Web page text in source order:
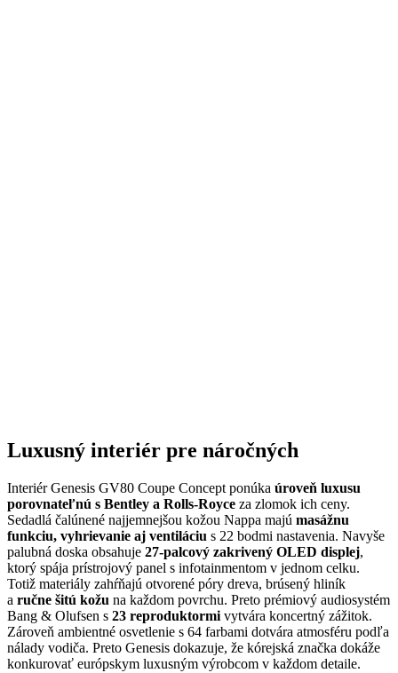
Luxusný interiér pre náročných
Interiér Genesis GV80 Coupe Concept ponúka úroveň luxusu
porovnateľnú s Bentley a Rolls-Royce za zlomok ich ceny.
Sedadlá čalúnené najjemnejšou kožou Nappa majú masážnu
funkciu, vyhrievanie aj ventiláciu s 22 bodmi nastavenia. Navyše
palubná doska obsahuje 27-palcový zakrivený OLED displej,
ktorý spája prístrojový panel s infotainmentom v jednom celku.
Totiž materiály zahŕňajú otvorené póry dreva, brúsený hliník
a ručne šitú kožu na každom povrchu. Preto prémiový audiosystém
Bang & Olufsen s 23 reproduktormi vytvára koncertný zážitok.
Zároveň ambientné osvetlenie s 64 farbami dotvára atmosféru podľa
nálady vodiča. Preto Genesis dokazuje, že kórejská značka dokáže
konkurovať európskym luxusným výrobcom v každom detaile.